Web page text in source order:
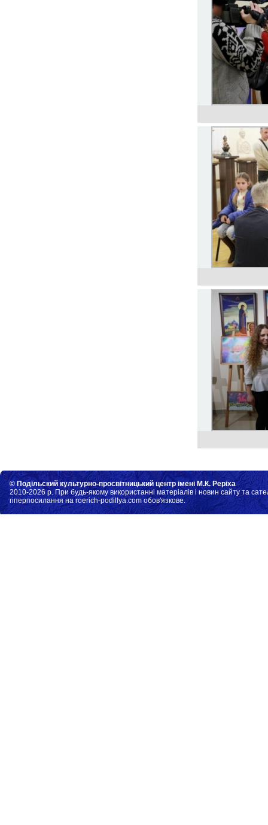
© Подільский культурно-просвітницький центр імені М.К. Реріха
2010-2026 р. При будь-якому використанні матеріалів і новин сайту та
гіперпосилання на roerich-podillya.com обов'язкове.